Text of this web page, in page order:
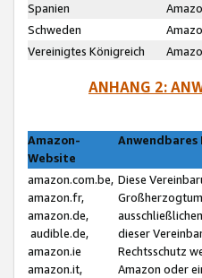
Spanien
Schweden
Vereinigtes Königreich
ANHANG 2:
Amazon-
Website
amazon.com.be,
amazon.fr,
amazon.de,
audible.de,
amazon.ie
amazon.it,
Diese
dieser
Rechtsschutz
Amazon oder